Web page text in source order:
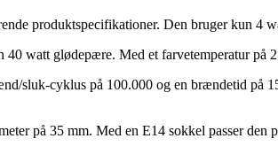
produktspecifikationer. Den bruger kun
watt glødepære. Med et farvetemperatur
sluk-cyklus på 100.000 og en brændetid
på 35 mm. Med en E14 sokkel passer den